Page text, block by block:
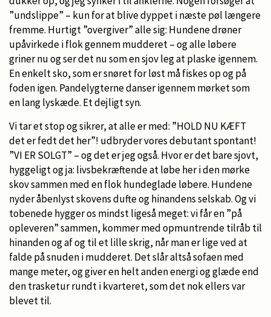
”undslippe” – kun for at blive dyppet i næste pøl længere
fremme. Hurtigt ”overgiver” alle sig: Hundene drøner
upåvirkede i flok gennem mudderet – og alle løbere
griner nu og ser det nu som en sjov leg at plaske igennem.
En enkelt sko, som er snøret for løst må fiskes op og på
foden igen. Pandelygterne danser igennem mørket som
en lang lyskæde. Et dejligt syn.
Vi tar et stop og sikrer, at alle er med: ”HOLD NU KÆFT
det er fedt det her”! udbryder vores debutant spontant!
”VI ER SOLGT” – og det er jeg også. Hvor er det bare sjovt,
hyggeligt og ja: livsbekræftende at løbe her i den mørke
skov sammen med en flok hundeglade løbere. Hundene
nyder åbenlyst skovens dufte og hinandens selskab. Og vi
tobenede hygger os mindst ligeså meget: vi får en ”på
opleveren” sammen, kommer med opmuntrende tilråb til
hinanden og af og til et lille skrig, når man er lige ved at
falde på snuden i mudderet. Det slår altså sofaen med
mange meter, og giver en helt anden energi og glæde end
den trasketur rundt i kvarteret, som det nok ellers var
blevet til.